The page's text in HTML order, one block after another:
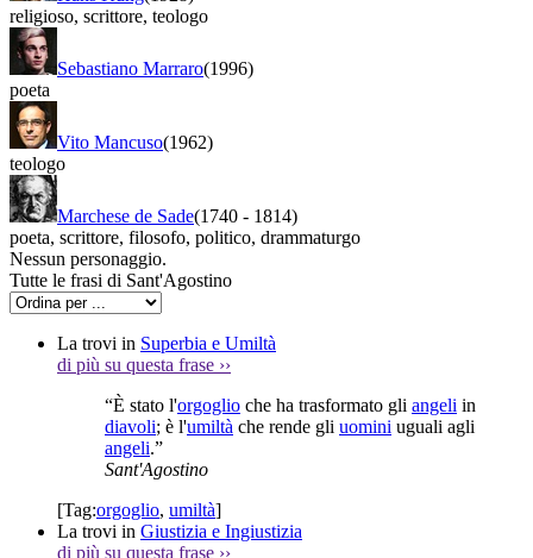
religioso, scrittore, teologo
Sebastiano Marraro(1996)
poeta
Vito Mancuso(1962)
teologo
Marchese de Sade(1740 - 1814)
poeta, scrittore, filosofo, politico, drammaturgo
Nessun personaggio.
Tutte le frasi di Sant'Agostino
La trovi in Superbia e Umiltà
di più su questa frase ››
“È stato l'orgoglio che ha trasformato gli angeli in
diavoli; è l'umiltà che rende gli uomini uguali agli
angeli.”
Sant'Agostino
[Tag:orgoglio, umiltà]
La trovi in Giustizia e Ingiustizia
di più su questa frase ››